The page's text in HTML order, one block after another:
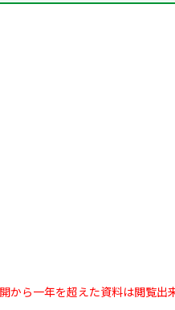
から一年を超えた資料は閲覧出